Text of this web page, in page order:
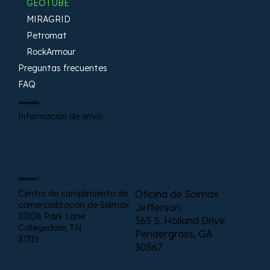
Ubicaciones
Centro de cumplimiento de
comercialización de Solmax
10108 Park Lane
Collegedale, TN
37315
Oficina de Solmax
Jefferson
365 S. Holland Drive
Pendergrass, GA
30567
GEOTUBE
MIRAGRID
Petromat
RockArmour
Preguntas frecuentes
FAQ
Información
Información de envío